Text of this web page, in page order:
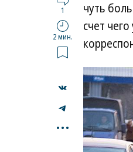
1
2 мин.
...
чуть
счет